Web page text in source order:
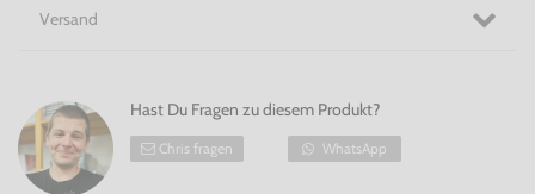
Versand
Hast Du Fragen zu diesem Produkt?
Chris fragen WhatsApp